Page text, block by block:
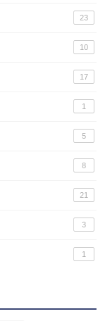
23
10
17
1
5
8
21
3
1